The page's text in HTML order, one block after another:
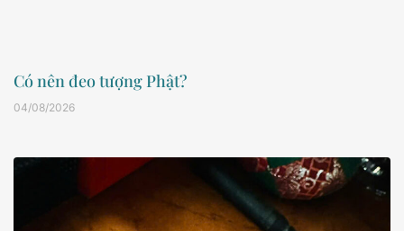
Có nên đeo tượng Phật?
04/08/2026